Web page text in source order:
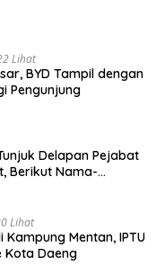
Lihat
BYD Tampil dengan
Pengunjung
Delapan Pejabat
Berikut Nama-
Lihat
Mentan, IPTU
Kota Daeng